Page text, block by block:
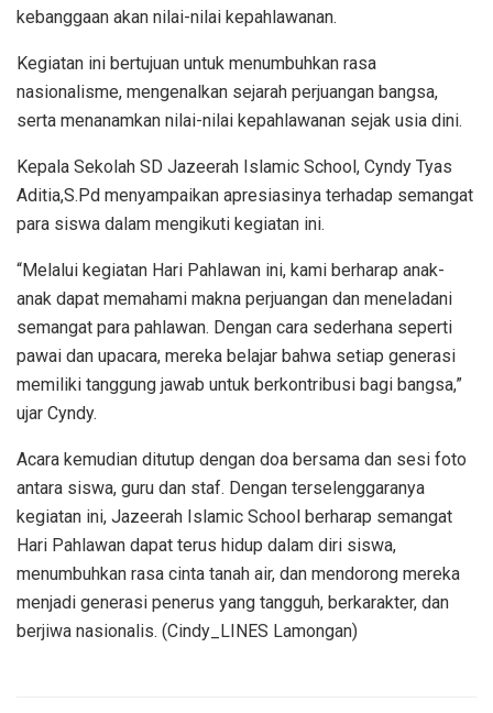
kebanggaan akan nilai-nilai kepahlawanan.
Kegiatan ini bertujuan untuk menumbuhkan rasa
nasionalisme, mengenalkan sejarah perjuangan bangsa,
serta menanamkan nilai-nilai kepahlawanan sejak usia dini.
Kepala Sekolah SD Jazeerah Islamic School, Cyndy Tyas
Aditia,S.Pd menyampaikan apresiasinya terhadap semangat
para siswa dalam mengikuti kegiatan ini.
“Melalui kegiatan Hari Pahlawan ini, kami berharap anak-
anak dapat memahami makna perjuangan dan meneladani
semangat para pahlawan. Dengan cara sederhana seperti
pawai dan upacara, mereka belajar bahwa setiap generasi
memiliki tanggung jawab untuk berkontribusi bagi bangsa,”
ujar Cyndy.
Acara kemudian ditutup dengan doa bersama dan sesi foto
antara siswa, guru dan staf. Dengan terselenggaranya
kegiatan ini, Jazeerah Islamic School berharap semangat
Hari Pahlawan dapat terus hidup dalam diri siswa,
menumbuhkan rasa cinta tanah air, dan mendorong mereka
menjadi generasi penerus yang tangguh, berkarakter, dan
berjiwa nasionalis. (Cindy_LINES Lamongan)